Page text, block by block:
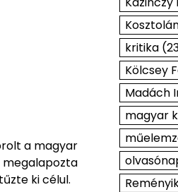
a magyar
megalapozta
ki célul.
kritika
Kölcsey
Madách
magyar